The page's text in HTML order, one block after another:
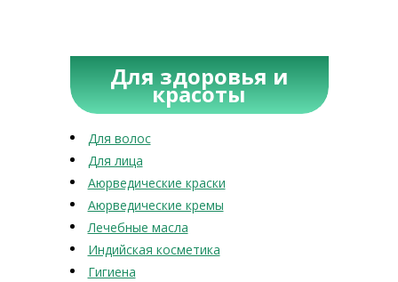
Для здоровья и
красоты
Для волос
Для лица
Аюрведические краски
Аюрведические кремы
Лечебные масла
Индийская косметика
Гигиена